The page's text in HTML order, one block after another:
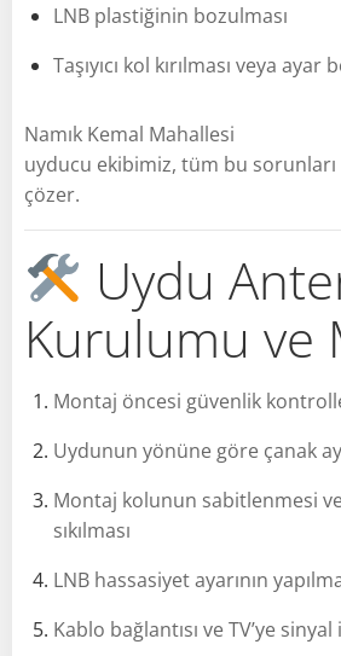
LNB plastiğinin bozulması
Taşıyıcı kol kırılması veya ayar
Namık Kemal Mahallesi
uyducu ekibimiz, tüm bu sorunları
çözer.
Uydu
Kurulumu ve
Montaj öncesi güvenlik
Uydunun yönüne göre çanak
Montaj kolunun sabitlenmesi
sıkılması
LNB hassasiyet ayarının
Kablo bağlantısı ve TV’ye